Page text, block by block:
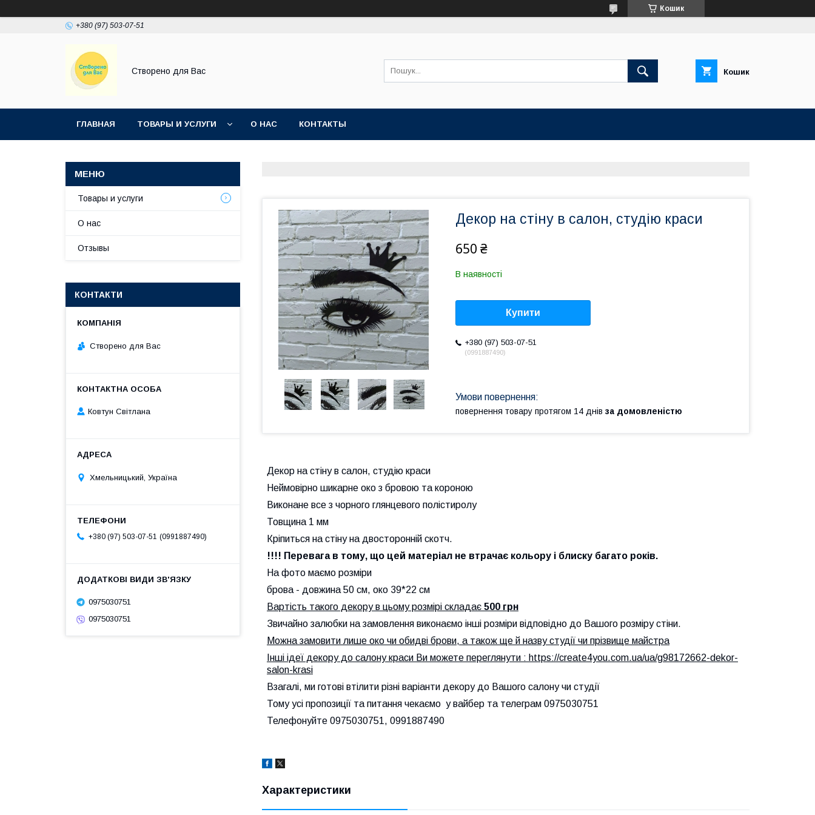
Кошик
+380 (97) 503-07-51
Створено для Вас Кошик
ГЛАВНАЯ ТОВАРЫ И УСЛУГИ О НАС КОНТАКТЫ
Декор на стіну в салон, студію краси
650 ₴
В наявності
Купити
+380 (97) 503-07-51
0991887490
повернення товару протягом 14 днів за домовленістю
Декор на стіну в салон, студію краси
Неймовірно шикарне око з бровою та короною
Виконане все з чорного глянцевого полістиролу
Товщина 1 мм
Кріпиться на стіну на двосторонній скотч.
!!!! Перевага в тому, що цей матеріал не втрачає кольору і блиску багато років.
На фото маємо розміри
брова - довжина 50 см, око 39*22 см
Вартість такого декору в цьому розмірі складає 500 грн
Звичайно залюбки на замовлення виконаємо інші розміри відповідно до Вашого розміру стіни.
Можна замовити лише око чи обидві брови, а також ще й назву студії чи прізвище майстра
Інші ідеї декору до салону краси Ви можете переглянути : https://create4you.com.ua/ua/g98172662-dekor-
salon-krasi
Взагалі, ми готові втілити різні варіанти декору до Вашого салону чи студії
Тому усі пропозиції та питання чекаємо у вайбер та телеграм 0975030751
Телефонуйте 0975030751, 0991887490
Характеристики
Товары и услуги
О нас
Отзывы
КОНТАКТИ
Створено для Вас
Ковтун Світлана
Хмельницький, Україна
+380 (97) 503-07-51 0991887490
0975030751
0975030751